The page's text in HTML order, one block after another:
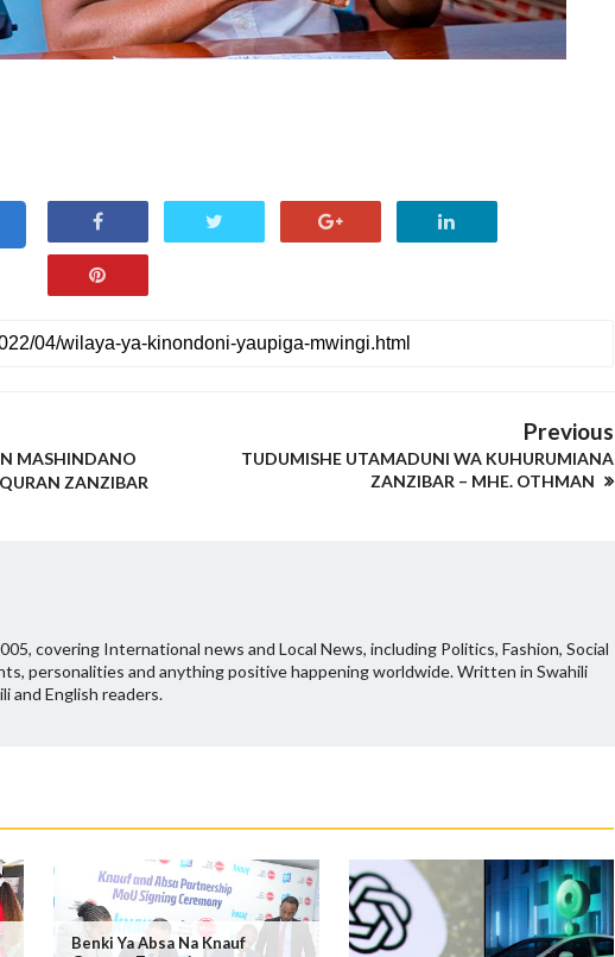
MASHINDANO
ZANZIBAR
Previous
TUDUMISHE UTAMADUNI WA KUHURUMIANA
ZANZIBAR – MHE. OTHMAN
covering International news and Local News, including Politics, Fashion, Social
personalities and anything positive happening worldwide. Written in Swahili
and English readers.
Benki Ya Absa Na Knauf